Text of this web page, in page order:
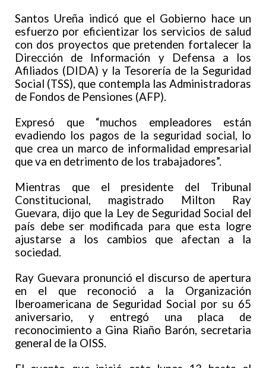
Santos Ureña indicó que el Gobierno hace un
esfuerzo por eficientizar los servicios de salud
con dos proyectos que pretenden fortalecer la
Dirección de Información y Defensa a los
Afiliados (DIDA) y la Tesorería de la Seguridad
Social (TSS), que contempla las Administradoras
de Fondos de Pensiones (AFP).
Expresó que “muchos empleadores están
evadiendo los pagos de la seguridad social, lo
que crea un marco de informalidad empresarial
que va en detrimento de los trabajadores”.
Mientras que el presidente del Tribunal
Constitucional, magistrado Milton Ray
Guevara, dijo que la Ley de Seguridad Social del
país debe ser modificada para que esta logre
ajustarse a los cambios que afectan a la
sociedad.
Ray Guevara pronunció el discurso de apertura
en el que reconoció a la Organización
Iberoamericana de Seguridad Social por su 65
aniversario, y entregó una placa de
reconocimiento a Gina Riaño Barón, secretaria
general de la OISS.